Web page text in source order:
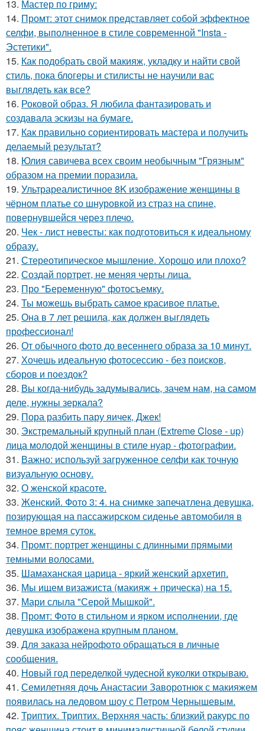
13. Мастер по гриму:
14. Промт: этот снимок представляет собой эффектное
селфи, выполненное в стиле современной "Insta -
Эстетики".
15. Как подобрать свой макияж, укладку и найти свой
стиль, пока блогеры и стилисты не научили вас
выглядеть как все?
16. Роковой образ. Я любила фантазировать и
создавала эскизы на бумаге.
17. Как правильно сориентировать мастера и получить
делаемый результат?
18. Юлия савичева всех своим необычным "Грязным"
образом на премии поразила.
19. Ультрареалистичное 8K изображение женщины в
чёрном платье со шнуровкой из страз на спине,
повернувшейся через плечо.
20. Чек - лист невесты: как подготовиться к идеальному
образу.
21. Стереотипическое мышление. Хорошо или плохо?
22. Создай портрет, не меняя черты лица.
23. Про "Беременную" фотосъемку.
24. Ты можешь выбрать самое красивое платье.
25. Она в 7 лет решила, как должен выглядеть
профессионал!
26. От обычного фото до весеннего образа за 10 минут.
27. Хочешь идеальную фотосессию - без поисков,
сборов и поездок?
28. Вы когда-нибудь задумывались, зачем нам, на самом
деле, нужны зеркала?
29. Пора разбить пару яичек, Джек!
30. Экстремальный крупный план (Extreme Close - up)
лица молодой женщины в стиле нуар - фотографии.
31. Важно: используй загруженное селфи как точную
визуальную основу.
32. О женской красоте.
33. Женский. Фото 3: 4. на снимке запечатлена девушка,
позирующая на пассажирском сиденье автомобиля в
темное время суток.
34. Промт: портрет женщины с длинными прямыми
темными волосами.
35. Шамаханская царица - яркий женский архетип.
36. Мы ищем визажиста (макияж + прическа) на 15.
37. Мари слыла "Серой Мышкой".
38. Промт: Фото в стильном и ярком исполнении, где
девушка изображена крупным планом.
39. Для заказа нейрофото обращаться в личные
сообщения.
40. Новый год переделкой чудесной куколки открываю.
41. Семилетняя дочь Анастасии Заворотнюк с макияжем
появилась на ледовом шоу с Петром Чернышевым.
42. Триптих. Триптих. Верхняя часть: близкий ракурс по